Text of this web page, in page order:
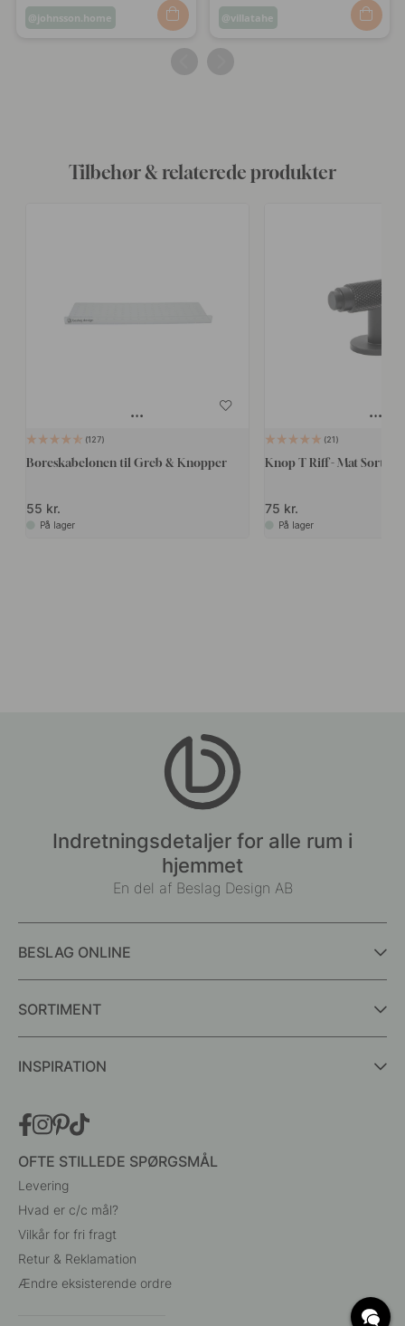
Opslag
johnsson.home
Opslag
villatahe
Tilbehør & relaterede produkter
127
Boreskabelonen til Greb & Knopper
55 kr.
På lager
21
Knop T Riff - Mat Sort
75 kr.
På lager
Indretningsdetaljer for alle rum i
hjemmet
En del af Beslag Design AB
BESLAG ONLINE
SORTIMENT
INSPIRATION
OFTE STILLEDE SPØRGSMÅL
Levering
Hvad er c/c mål?
Vilkår for fri fragt
Retur & Reklamation
Ændre eksisterende ordre